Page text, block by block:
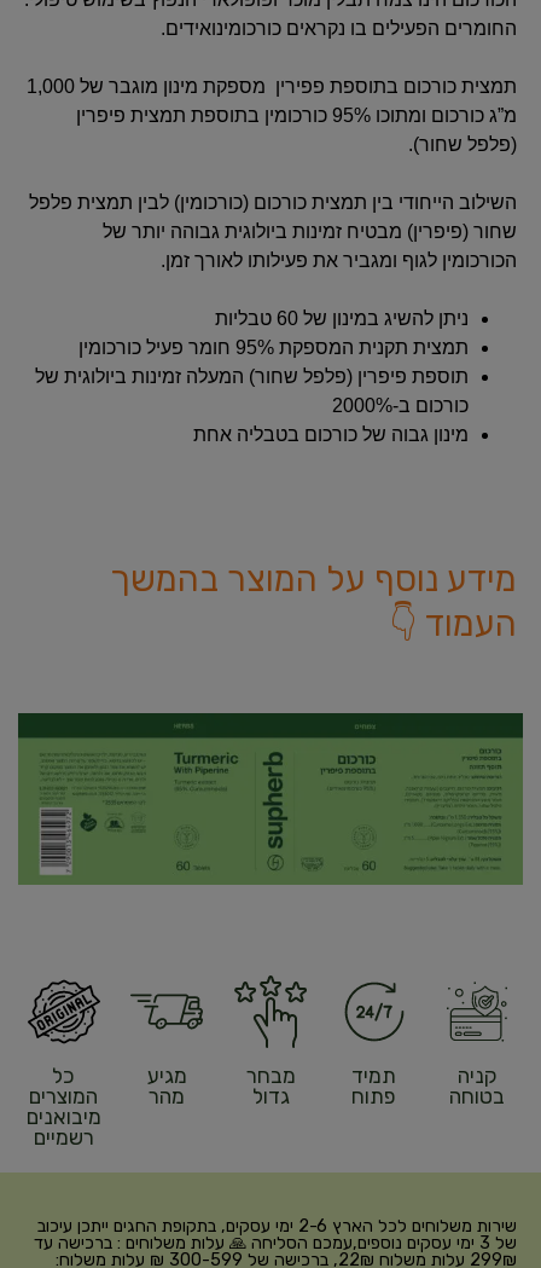
החומרים הפעילים בו נקראים כורכומינואידים.
תמצית כורכום בתוספת פפירין מספקת מינון מוגבר של 1,000
מ”ג כורכום ומתוכו 95% כורכומין בתוספת תמצית פיפרין
(פלפל שחור).
השילוב הייחודי בין תמצית כורכום (כורכומין) לבין תמצית פלפל
שחור (פיפרין) מבטיח זמינות ביולוגית גבוהה יותר של
הכורכומין לגוף ומגביר את פעילותו לאורך זמן.
ניתן להשיג במינון של 60 טבליות
תמצית תקנית המספקת 95% חומר פעיל כורכומין
תוספת פיפרין (פלפל שחור) המעלה זמינות ביולוגית של
כורכום ב-2000%
מינון גבוה של כורכום בטבליה אחת
מידע נוסף על המוצר בהמשך
העמוד 👇
קניה
בטוחה
תמיד
פתוח
מבחר
גדול
מגיע
מהר
כל
המוצרים
מיבואנים
רשמיים
שירות משלוחים לכל הארץ 2-6 ימי עסקים, בתקופת החגים ייתכן עיכוב
של 3 ימי עסקים נוספים,עמכם הסליחה 🙏 עלות משלוחים : ברכישה עד
299₪ עלות משלוח 22₪, ברכישה של 300-599 ₪ עלות משלוח: